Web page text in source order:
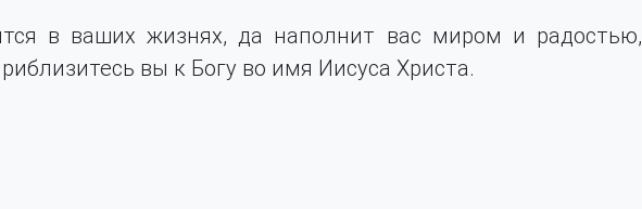
в ваших жизнях, да наполнит вас миром и радостью,
вы к Богу во имя Иисуса Христа.